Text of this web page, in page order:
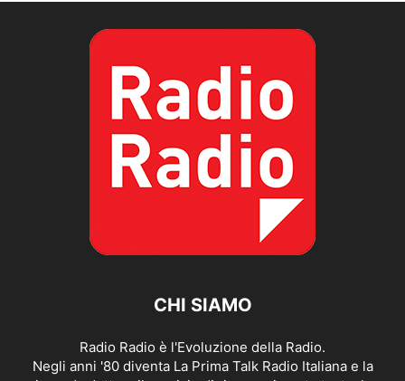
CHI SIAMO
Radio Radio è l'Evoluzione della Radio.
Negli anni '80 diventa La Prima Talk Radio Italiana e la